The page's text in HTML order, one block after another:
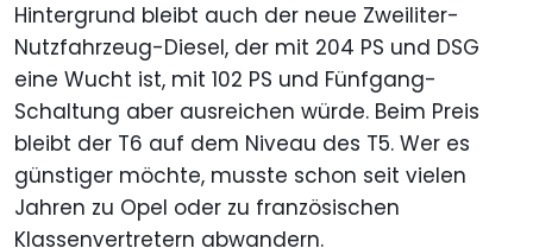
Hintergrund bleibt auch der neue Zweiliter-
Nutzfahrzeug-Diesel, der mit 204 PS und DSG
eine Wucht ist, mit 102 PS und Fünfgang-
Schaltung aber ausreichen würde. Beim Preis
bleibt der T6 auf dem Niveau des T5. Wer es
günstiger möchte, musste schon seit vielen
Jahren zu Opel oder zu französischen
Klassenvertretern abwandern.